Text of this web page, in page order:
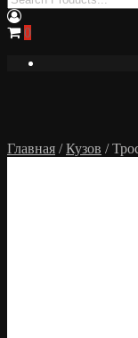
0
Главная /Кузов /